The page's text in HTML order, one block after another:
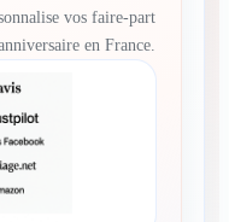
vos faire-part
en France.